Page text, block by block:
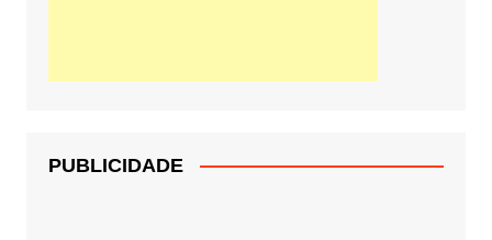
PUBLICIDADE